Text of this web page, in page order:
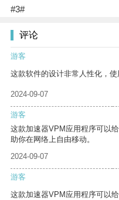
#3#
评论
游客
这款软件的设计非常人性化，使
2024-09-07
游客
这款加速器VPM应用程序可以
助你在网络上自由移动。
2024-09-07
游客
这款加速器VPM应用程序可以